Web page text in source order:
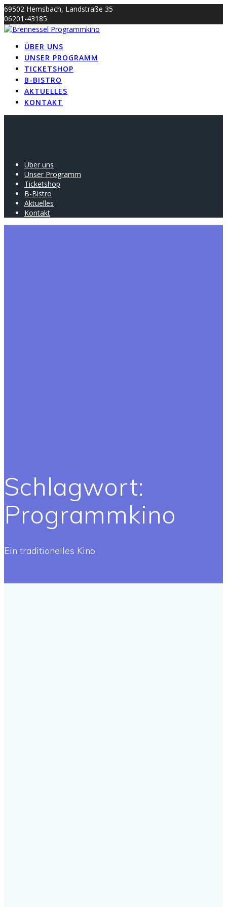
Skip
to
content
69502 Hemsbach, Landstraße 35
06201-43185
info@brennessel-kino.de
ÜBER UNS
UNSER PROGRAMM
TICKETSHOP
B-BISTRO
AKTUELLES
KONTAKT
Über uns
Unser Programm
Ticketshop
B-Bistro
Aktuelles
Kontakt
Schlagwort:
Programmkino
Ein traditionelles Kino